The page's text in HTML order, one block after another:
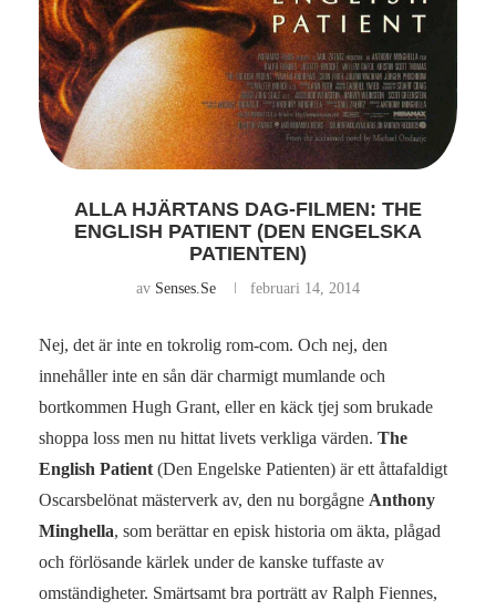
ALLA HJÄRTANS DAG-FILMEN: THE
ENGLISH PATIENT (DEN ENGELSKA
PATIENTEN)
av Senses.se februari 14, 2014
Nej, det är inte en tokrolig rom-com. Och nej, den
innehåller inte en sån där charmigt mumlande och
bortkommen Hugh Grant, eller en käck tjej som brukade
shoppa loss men nu hittat livets verkliga värden. The
English Patient (Den Engelske Patienten) är ett åttafaldigt
Oscarsbelönat mästerverk av, den nu borgågne Anthony
Minghella, som berättar en episk historia om äkta, plågad
och förlösande kärlek under de kanske tuffaste av
omständigheter. Smärtsamt bra porträtt av Ralph Fiennes,